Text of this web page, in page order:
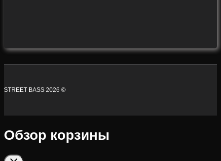
STREET BASS 2026 ©
Обзор корзины